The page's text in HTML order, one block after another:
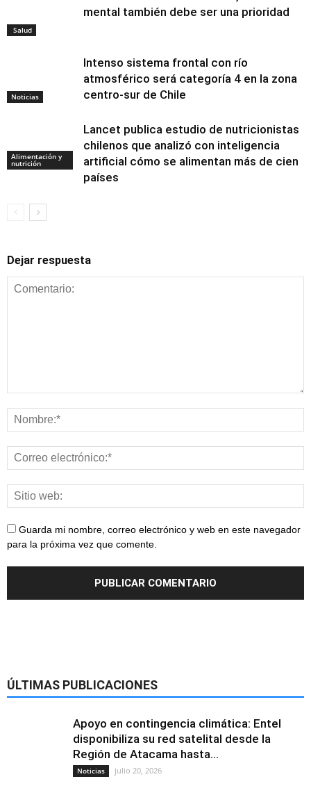
Salud
mental también debe ser una prioridad
Noticias
Intenso sistema frontal con río
atmosférico será categoría 4 en la zona
centro-sur de Chile
Alimentación y
nutrición
Lancet publica estudio de nutricionistas
chilenos que analizó con inteligencia
artificial cómo se alimentan más de cien
países
Dejar respuesta
Guarda mi nombre, correo electrónico y web en este navegador
para la próxima vez que comente.
ÚLTIMAS PUBLICACIONES
Apoyo en contingencia climática: Entel
disponibiliza su red satelital desde la
Región de Atacama hasta...
Noticias julio 20, 2026